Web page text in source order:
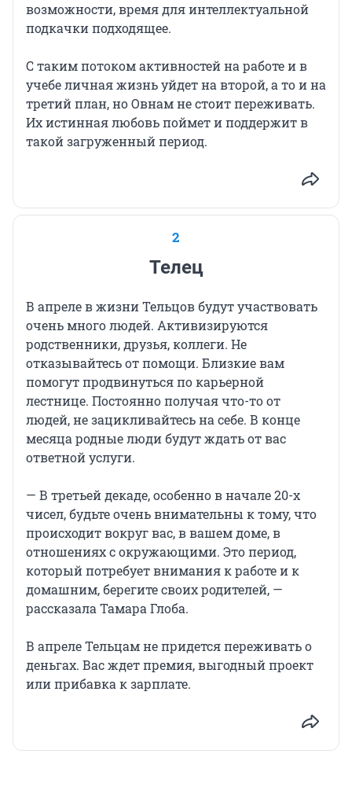
возможности, время для интеллектуальной
подкачки подходящее.
С таким потоком активностей на работе и в
учебе личная жизнь уйдет на второй, а то и на
третий план, но Овнам не стоит переживать.
Их истинная любовь поймет и поддержит в
такой загруженный период.
2
Телец
В апреле в жизни Тельцов будут участвовать
очень много людей. Активизируются
родственники, друзья, коллеги. Не
отказывайтесь от помощи. Близкие вам
помогут продвинуться по карьерной
лестнице. Постоянно получая что-то от
людей, не зацикливайтесь на себе. В конце
месяца родные люди будут ждать от вас
ответной услуги.
— В третьей декаде, особенно в начале 20-х
чисел, будьте очень внимательны к тому, что
происходит вокруг вас, в вашем доме, в
отношениях с окружающими. Это период,
который потребует внимания к работе и к
домашним, берегите своих родителей, —
рассказала Тамара Глоба.
В апреле Тельцам не придется переживать о
деньгах. Вас ждет премия, выгодный проект
или прибавка к зарплате.